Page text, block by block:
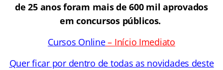
de 25 anos foram mais de 600 mil aprovados
em concursos públicos.
Cursos Online– Início Imediato
Quer ficar por dentro de todas as novidades deste